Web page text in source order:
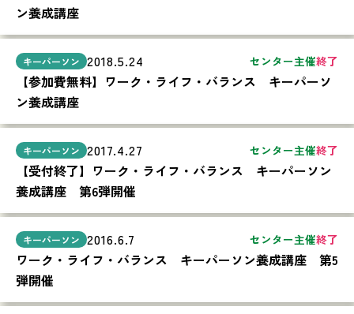
ン養成講座
2018.5.24 センター主催終了
【参加費無料】ワーク・ライフ・バランス キーパーソ
ン養成講座
2017.4.27 センター主催終了
【受付終了】ワーク・ライフ・バランス キーパーソン
養成講座 第6弾開催
2016.6.7 センター主催終了
ワーク・ライフ・バランス キーパーソン養成講座 第5
弾開催